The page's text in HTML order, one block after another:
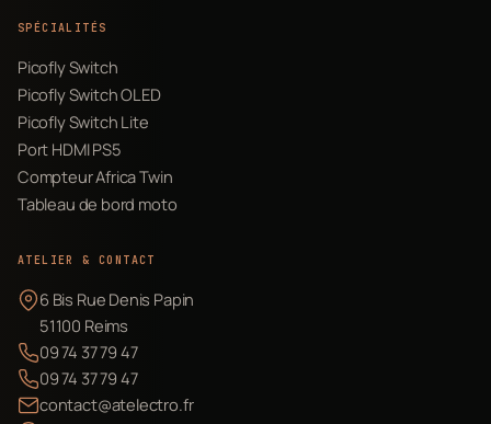
SPÉCIALITÉS
Picofly Switch
Picofly Switch OLED
Picofly Switch Lite
Port HDMI PS5
Compteur Africa Twin
Tableau de bord moto
ATELIER & CONTACT
6 Bis Rue Denis Papin
51100 Reims
09 74 37 79 47
09 74 37 79 47
contact@atelectro.fr